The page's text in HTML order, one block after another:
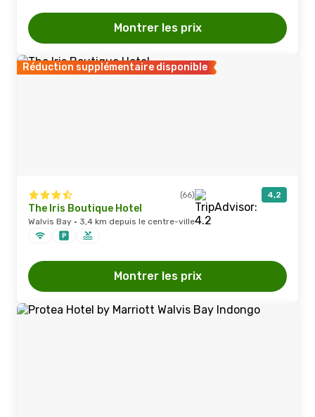
Montrer les prix
Réduction supplémentaire disponible
(66) 4,2
The Iris Boutique Hotel
Walvis Bay · 3,4 km depuis le centre-ville
Montrer les prix